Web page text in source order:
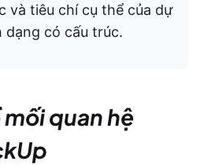
và tiêu chí cụ thể của dự
có cấu trúc.
quan hệ